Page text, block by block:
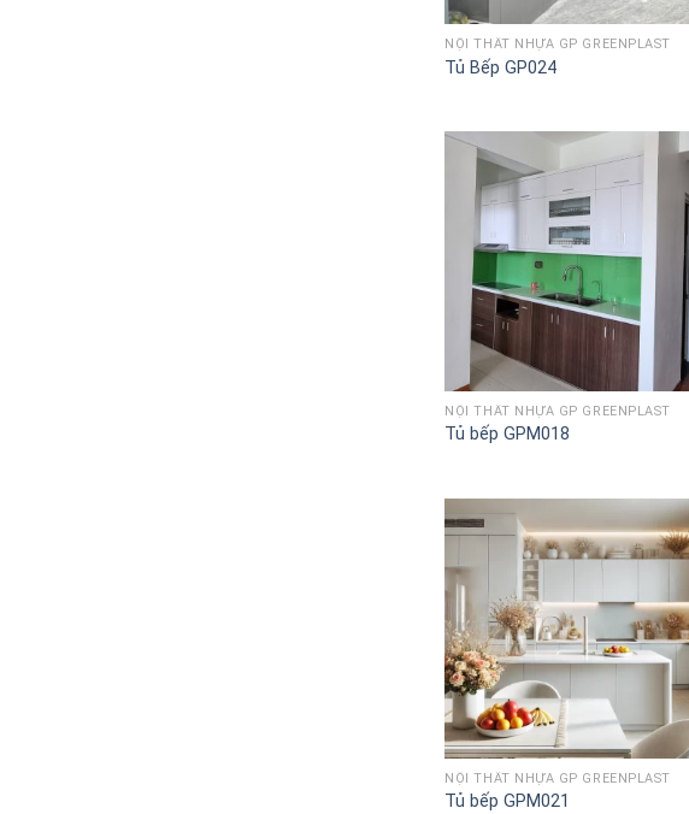
NỘI THẤT NHỰA GP GREENPLAST
Tủ Bếp GP024
danh
NỘI THẤT NHỰA GP GREENPLAST
Tủ bếp GPM018
Lưu
danh
sách
NỘI THẤT NHỰA GP GREENPLAST
Tủ bếp GPM021